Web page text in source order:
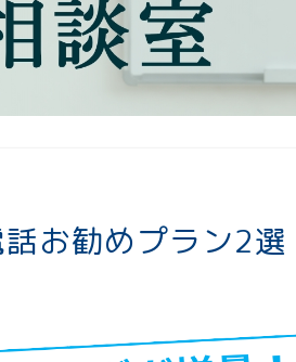
お勧めプラン2選